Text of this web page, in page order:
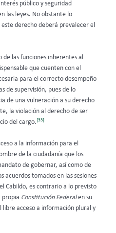
público y seguridad
las leyes. No obstante lo
derecho deberá prevalecer el
las funciones inherentes al
que cuenten con el
para el correcto desempeño
de supervisión, pues de lo
de una vulneración a su derecho
la violación al derecho de ser
del cargo.[33]
a la información para el
de la ciudadanía que los
de gobernar, así como de
acuerdos tomados en las sesiones
Cabildo, es contrario a lo previsto
propia Constitución Federalen su
acceso a información plural y